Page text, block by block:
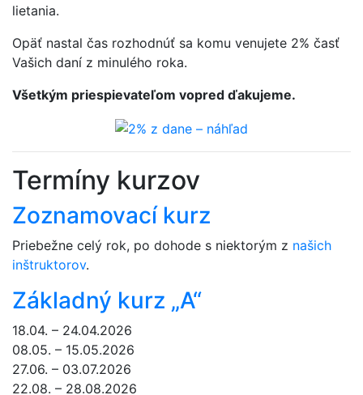
lietania.
Opäť nastal čas rozhodnúť sa komu venujete 2% časť
Vašich daní z minulého roka.
Všetkým priespievateľom vopred ďakujeme.
Termíny kurzov
Zoznamovací kurz
Priebežne celý rok, po dohode s niektorým z našich
inštruktorov.
Základný kurz „A“
18.04. – 24.04.2026
08.05. – 15.05.2026
27.06. – 03.07.2026
22.08. – 28.08.2026